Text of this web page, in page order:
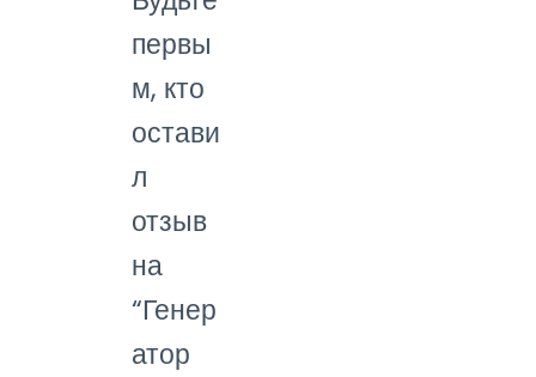
первы
м, кто
остави
л
отзыв
на
“Генер
атор